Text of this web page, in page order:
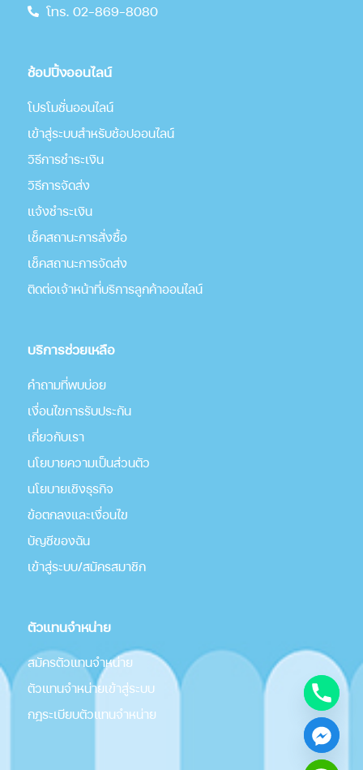
โทร. 02-869-8080
ช้อปปิ้งออนไลน์
โปรโมชั่นออนไลน์
เข้าสู่ระบบสำหรับช้อปออนไลน์
วิธีการชำระเงิน
วิธีการจัดส่ง
แจ้งชำระเงิน
เช็คสถานะการสั่งซื้อ
เช็คสถานะการจัดส่ง
ติดต่อเจ้าหน้าที่บริการลูกค้าออนไลน์
บริการช่วยเหลือ
คำถามที่พบบ่อย
เงื่อนไขการรับประกัน
เกี่่ยวกับเรา
นโยบายความเป็นส่วนตัว
นโยบายเชิงธุรกิจ
ข้อตกลงและเงื่อนไข
บัญชีของฉัน
เข้าสู่ระบบ/สมัครสมาชิก
ตัวแทนจำหน่าย
สมัครตัวแทนจำหน่าย
ตัวแทนจำหน่ายเข้าสู่ระบบ
กฎระเบียบตัวแทนจำหน่าย